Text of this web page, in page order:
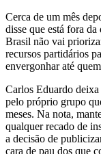
Cerca de um mês
disse que está fora
Brasil não vai
recursos partidários
envergonhar até
Carlos Eduardo
pelo próprio grupo
meses. Na nota,
qualquer recado de
a decisão de
cara de pau dos que